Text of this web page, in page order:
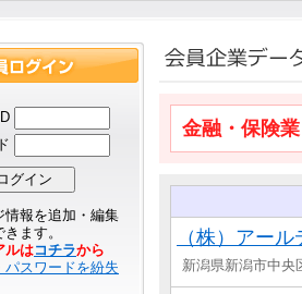
情報を追加・編集
ます。
ルはコチラから
パスワードを紛失
金融・保険業
（株）アー
新潟県新潟市中